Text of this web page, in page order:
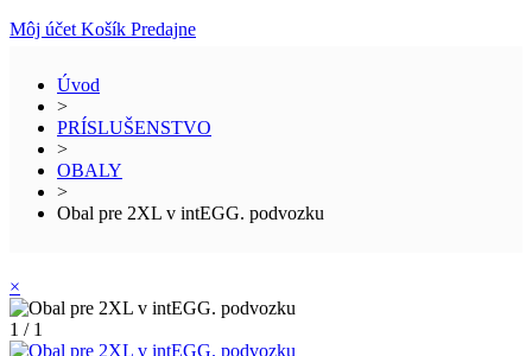
Môj účet Košík Predajne
Úvod
>
PRÍSLUŠENSTVO
>
OBALY
>
Obal pre 2XL v intEGG. podvozku
×
1 / 1